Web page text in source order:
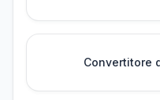
Convertitore